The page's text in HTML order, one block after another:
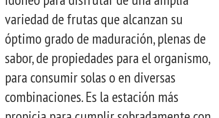
variedad de frutas que alcanzan su
óptimo grado de maduración, plenas de
sabor, de propiedades para el organismo,
para consumir solas o en diversas
combinaciones. Es la estación más